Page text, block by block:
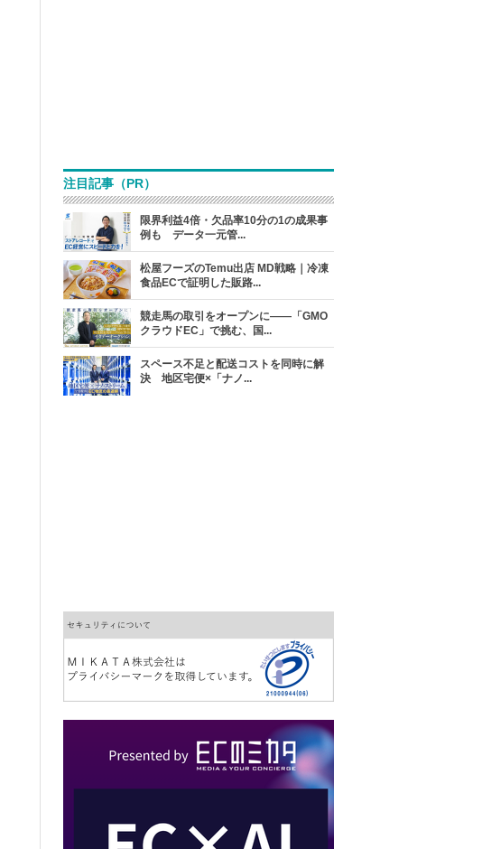
注目記事（PR）
限界利益4倍・欠品率10分の1の成果事
例も データ一元管...
松屋フーズのTemu出店 MD戦略｜冷凍
食品ECで証明した販路...
競走馬の取引をオープンに――「GMO
クラウドEC」で挑む、国...
スペース不足と配送コストを同時に解
決 地区宅便×「ナノ...